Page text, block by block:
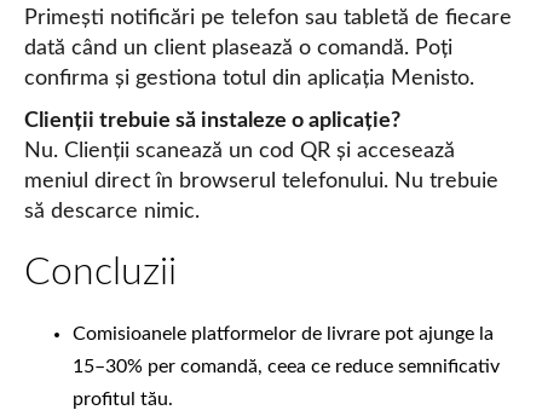
Primești notificări pe telefon sau tabletă de fiecare
dată când un client plasează o comandă. Poți
confirma și gestiona totul din aplicația Menisto.
Clienții trebuie să instaleze o aplicație?
Nu. Clienții scanează un cod QR și accesează
meniul direct în browserul telefonului. Nu trebuie
să descarce nimic.
Concluzii
Comisioanele platformelor de livrare pot ajunge la
15–30% per comandă, ceea ce reduce semnificativ
profitul tău.